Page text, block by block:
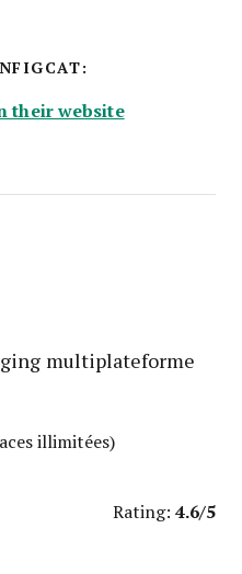
their website
multiplateforme
illimitées)
Rating: 4.6/5